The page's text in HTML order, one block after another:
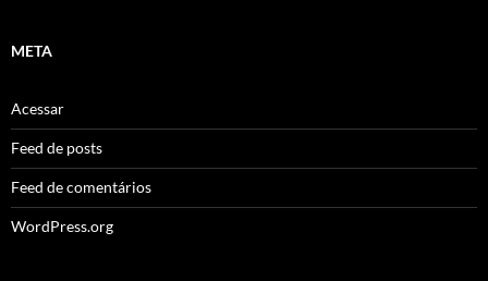
META
Acessar
Feed de posts
Feed de comentários
WordPress.org